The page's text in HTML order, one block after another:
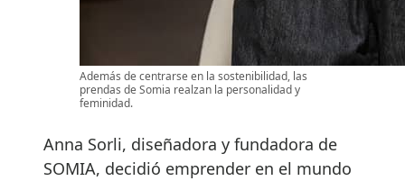
Además de centrarse en la sostenibilidad, las
prendas de Somia realzan la personalidad y
feminidad.
Anna Sorli, diseñadora y fundadora de
SOMIA, decidió emprender en el mundo